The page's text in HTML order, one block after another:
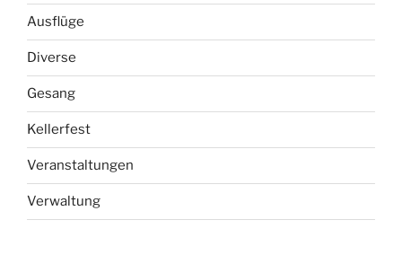
Ausflüge
Diverse
Gesang
Kellerfest
Veranstaltungen
Verwaltung